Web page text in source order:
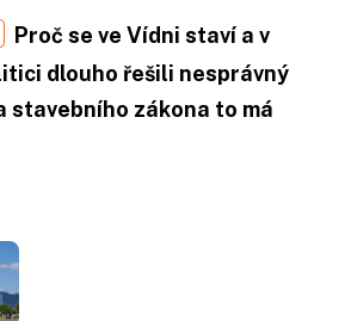
Proč se ve Vídni staví a v
dlouho řešili nesprávný
stavebního zákona to má